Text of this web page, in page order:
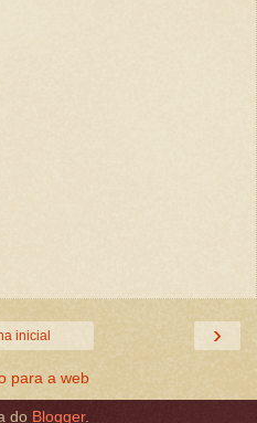
›
inicial
para a web
do Blogger.